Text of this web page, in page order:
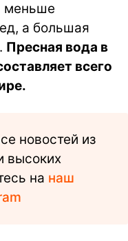
меньше
а большая
Пресная вода в
всего
новостей из
высоких
на наш